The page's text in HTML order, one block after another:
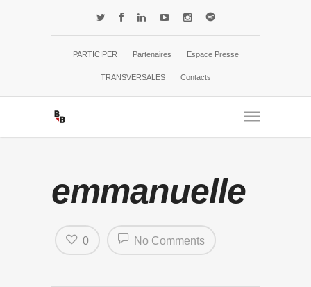
PARTICIPER Partenaires Espace Presse
TRANSVERSALES Contacts
emmanuelle
No Comments
0